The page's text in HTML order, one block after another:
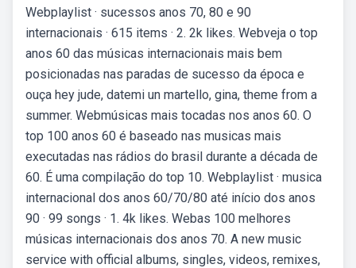
Webplaylist · sucessos anos 70, 80 e 90
internacionais · 615 items · 2. 2k likes. Webveja o top
anos 60 das músicas internacionais mais bem
posicionadas nas paradas de sucesso da época e
ouça hey jude, datemi un martello, gina, theme from a
summer. Webmúsicas mais tocadas nos anos 60. O
top 100 anos 60 é baseado nas musicas mais
executadas nas rádios do brasil durante a década de
60. É uma compilação do top 10. Webplaylist · musica
internacional dos anos 60/70/80 até início dos anos
90 · 99 songs · 1. 4k likes. Webas 100 melhores
músicas internacionais dos anos 70. A new music
service with official albums, singles, videos, remixes,